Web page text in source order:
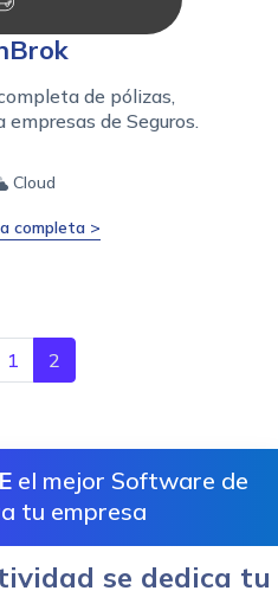
de pólizas,
de Seguros.
Cloud
completa >
1 2
el mejor Software de
tu empresa
se dedica tu